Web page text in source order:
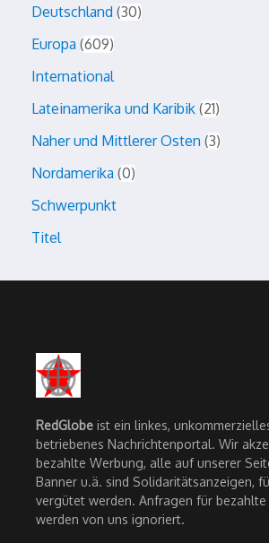
Deutschland 30
Europa 609
International
Lateinamerika und Karibik 21
Naher und Mittlerer Osten 3
Nordamerika 0
Schwerpunkt
Titel
RedGlobe ist ein linkes,
betriebenes Nachrichtenportal. Wir
bezahlte Werbung, alle auf unserer
Banner u.ä. sind Solidaritätsanzeigen,
vergütet werden. Anfragen für bezahlte
werden von uns ignoriert.